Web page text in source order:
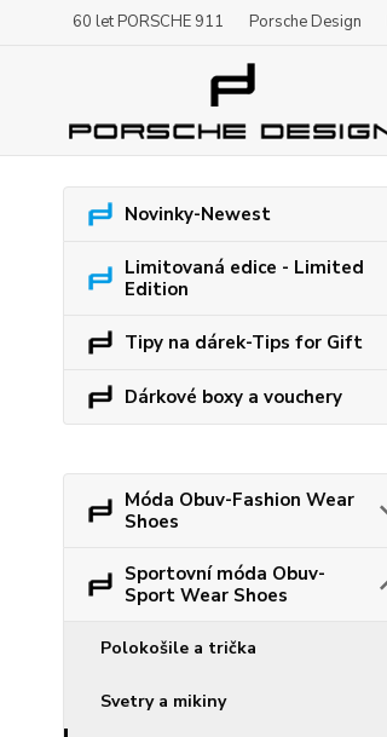
60 let PORSCHE 911 Porsche Design
Novinky-Newest
Limitovaná edice - Limited
Edition
Tipy na dárek-Tips for Gift
Dárkové boxy a vouchery
Móda Obuv-Fashion Wear
Shoes
Sportovní móda Obuv-
Sport Wear Shoes
Polokošile a trička
Svetry a mikiny